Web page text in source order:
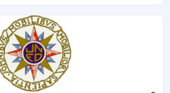
ESTRUCTURAL